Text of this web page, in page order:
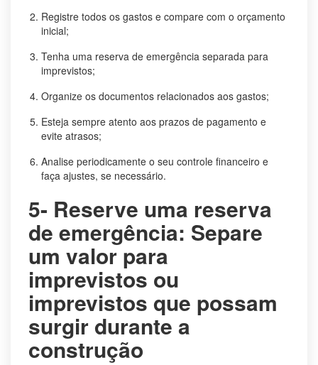
Registre todos os gastos e compare com o orçamento
inicial;
Tenha uma reserva de emergência separada para
imprevistos;
Organize os documentos relacionados aos gastos;
Esteja sempre atento aos prazos de pagamento e
evite atrasos;
Analise periodicamente o seu controle financeiro e
faça ajustes, se necessário.
5- Reserve uma reserva
de emergência: Separe
um valor para
imprevistos ou
imprevistos que possam
surgir durante a
construção